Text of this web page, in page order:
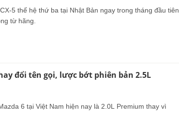
5 thế hệ thứ ba tại Nhật Bản ngay trong tháng đầu tiên
từ hãng.
đổi tên gọi, lược bớt phiên bản 2.5L
6 tại Việt Nam hiện nay là 2.0L Premium thay vì